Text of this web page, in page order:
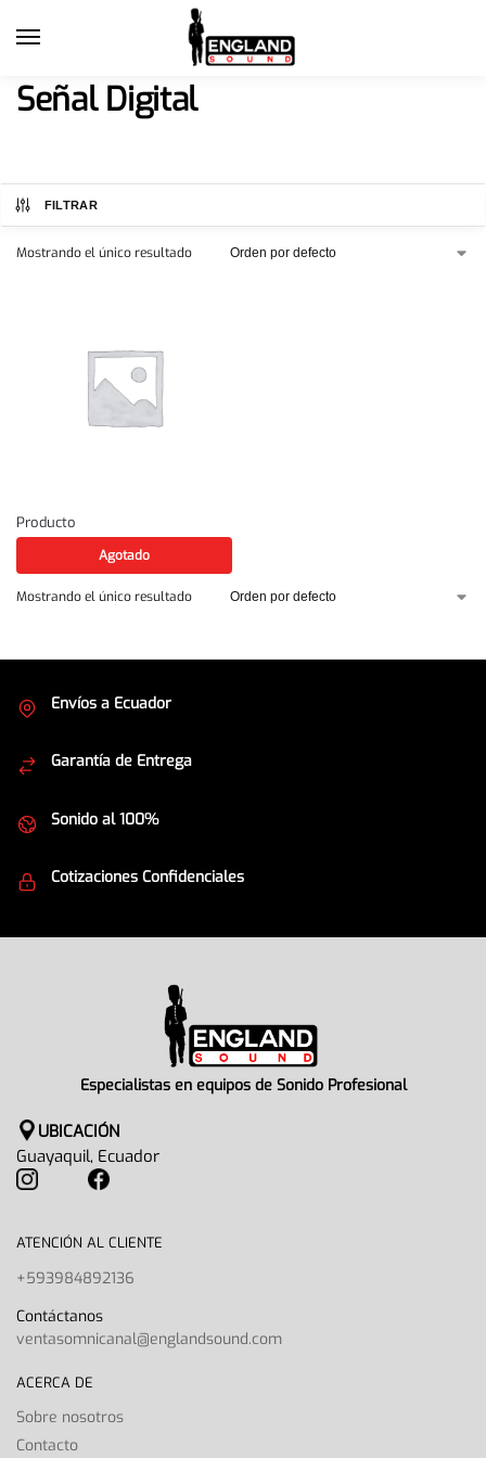
Señal Digital
FILTRAR
Mostrando el único resultado
Producto
Agotado
Mostrando el único resultado
Envíos a Ecuador
Garantía de Entrega
Sonido al 100%
Cotizaciones Confidenciales
Especialistas en equipos de Sonido Profesional
UBICACIÓN
Guayaquil, Ecuador
ATENCIÓN AL CLIENTE
+593984892136
Contáctanos
ventasomnicanal@englandsound.com
ACERCA DE
Sobre nosotros
Contacto